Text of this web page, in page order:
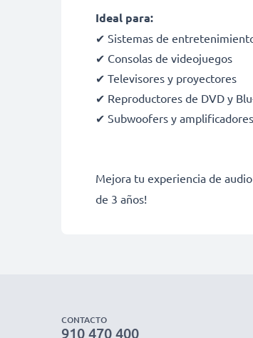
Ideal para:
✔ Sistemas de
✔ Consolas de videojuegos
✔ Televisores y proyectores
✔ Reproductores de DVD y
✔ Subwoofers y amplificadores
Mejora tu experiencia de
de 3 años!
CONTACTO
910 470 400